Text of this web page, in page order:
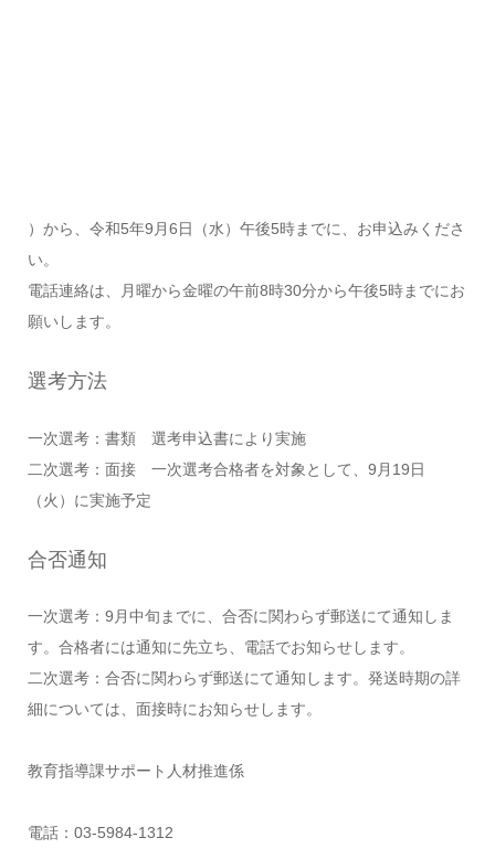
）から、 令和5年9月6日（水）午後5時までに、お申込みくださ
い。
電話連絡は、月曜から金曜の午前8時30分から午後5時までにお
願いします。
選考方法
一次選考：書類 選考申込書により実施
二次選考：面接 一次選考合格者を対象として、9月19日
（火）に実施予定
合否通知
一次選考：9月中旬までに、合否に関わらず郵送にて通知しま
す。合格者には通知に先立ち、電話でお知らせします。
二次選考：合否に関わらず郵送にて通知します。発送時期の詳
細については、面接時にお知らせします。
教育指導課サポート人材推進係
電話：03-5984-1312